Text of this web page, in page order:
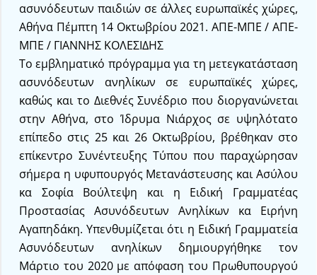
ασυνόδευτων παιδιών σε άλλες ευρωπαϊκές χώρες,
Αθήνα Πέμπτη 14 Οκτωβρίου 2021. ΑΠΕ-ΜΠΕ / ΑΠΕ-
ΜΠΕ / ΓΙΑΝΝΗΣ ΚΟΛΕΣΙΔΗΣ
Το εμβληματικό πρόγραμμα για τη μετεγκατάσταση
ασυνόδευτων ανηλίκων σε ευρωπαϊκές χώρες,
καθώς και το Διεθνές Συνέδριο που διοργανώνεται
στην Αθήνα, στο Ίδρυμα Νιάρχος σε υψηλότατο
επίπεδο στις 25 και 26 Οκτωβρίου, βρέθηκαν στο
επίκεντρο Συνέντευξης Τύπου που παραχώρησαν
σήμερα η υφυπουργός Μετανάστευσης και Ασύλου
κα Σοφία Βούλτεψη και η Ειδική Γραμματέας
Προστασίας Ασυνόδευτων Ανηλίκων κα Ειρήνη
Αγαπηδάκη. Υπενθυμίζεται ότι η Ειδική Γραμματεία
Ασυνόδευτων ανηλίκων δημιουργήθηκε τον
Μάρτιο του 2020 με απόφαση του Πρωθυπουργού